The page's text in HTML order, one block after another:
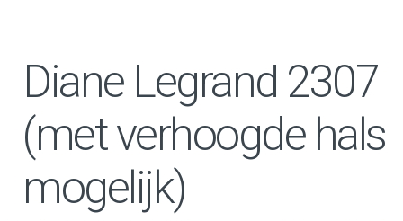
Diane Legrand 2307
(met verhoogde hals
mogelijk)